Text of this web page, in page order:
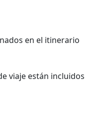
en el itinerario
viaje están incluidos